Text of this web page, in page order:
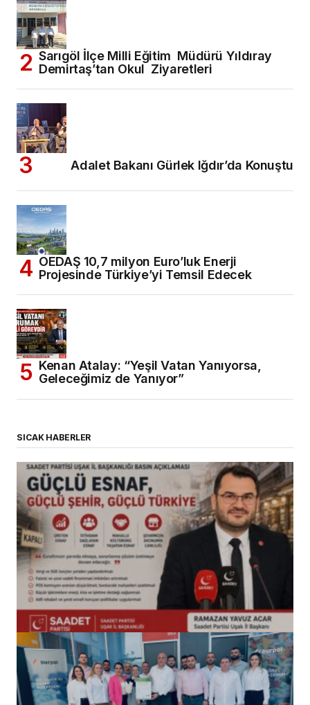
Sarıgöl İlçe Milli Eğitim Müdürü Yıldıray
Demirtaş’tan Okul Ziyaretleri
Adalet Bakanı Gürlek Iğdır’da Konuştu
OEDAŞ 10,7 milyon Euro’luk Enerji
Projesinde Türkiye’yi Temsil Edecek
Kenan Atalay: “Yeşil Vatan Yanıyorsa,
Geleceğimiz de Yanıyor”
SICAK HABERLER
(başlıksız)
Alaattin Karahan tarafından 14/07/2026